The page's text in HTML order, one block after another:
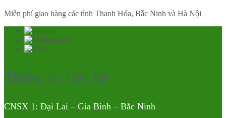
Miễn phí giao hàng các tỉnh Thanh Hóa, Bắc Ninh và Hà Nội
Thông tin liên hệ
CNSX 1: Đại Lai – Gia Bình – Bắc Ninh